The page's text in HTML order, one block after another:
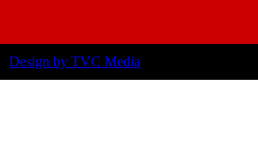
Design by TVC Media